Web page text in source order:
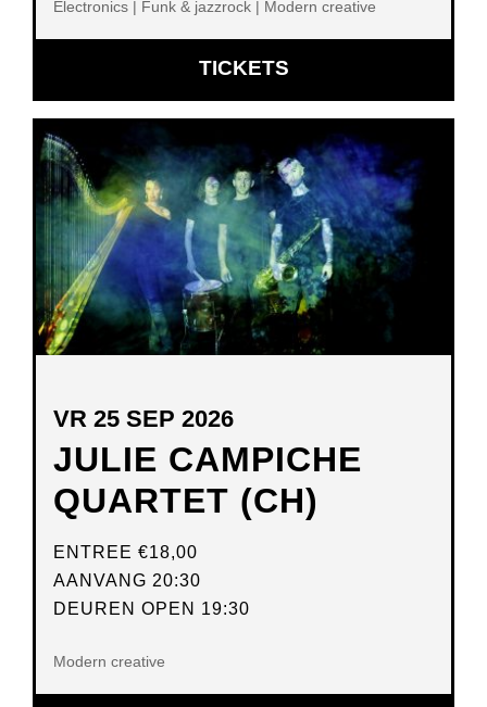
Electronics | Funk & jazzrock | Modern creative
TICKETSOPENT
IN
NIEUW
VENSTER
JULIE CAMPICHE
QUARTET (CH)
VR 25 SEP 2026
ENTREE €18,00
AANVANG 20:30
DEUREN OPEN 19:30
Modern creative